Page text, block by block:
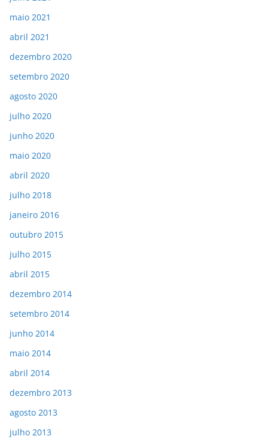
maio 2021
abril 2021
dezembro 2020
setembro 2020
agosto 2020
julho 2020
junho 2020
maio 2020
abril 2020
julho 2018
janeiro 2016
outubro 2015
julho 2015
abril 2015
dezembro 2014
setembro 2014
junho 2014
maio 2014
abril 2014
dezembro 2013
agosto 2013
julho 2013